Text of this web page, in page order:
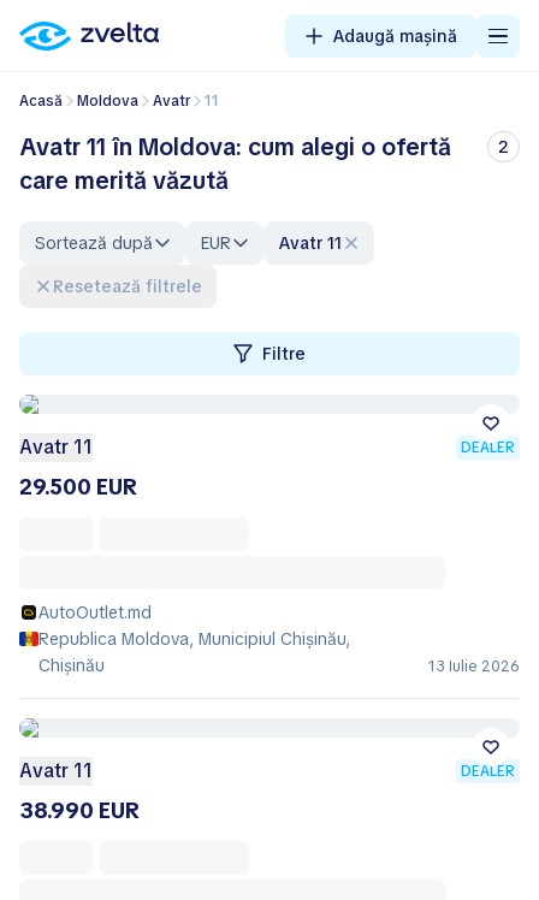
Adaugă mașină
Acasă Moldova Avatr 11
Avatr 11 în Moldova: cum alegi o ofertă
care merită văzută
2
Sortează după EUR
Avatr 11
Resetează filtrele
Filtre
Avatr 11 DEALER
29.500 EUR
AutoOutlet.md
Republica Moldova, Municipiul Chișinău,
Chișinău
13 Iulie 2026
Avatr 11 DEALER
38.990 EUR